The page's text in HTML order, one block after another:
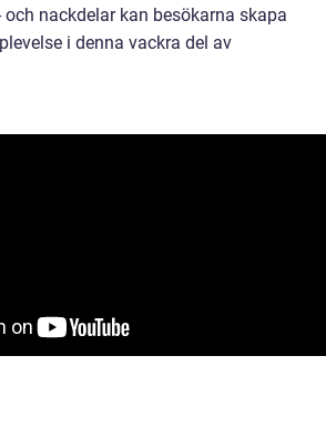
nackdelar kan besökarna skapa
i denna vackra del av